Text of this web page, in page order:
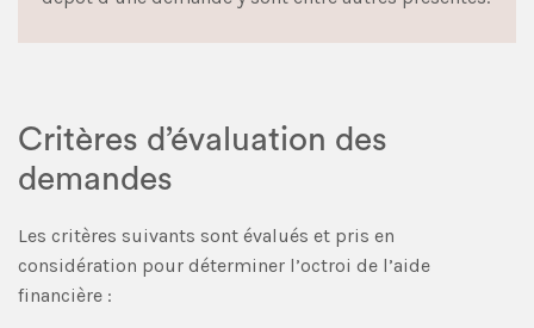
Critères d’évaluation des
demandes
Les critères suivants sont évalués et pris en
considération pour déterminer l’octroi de l’aide
financière :